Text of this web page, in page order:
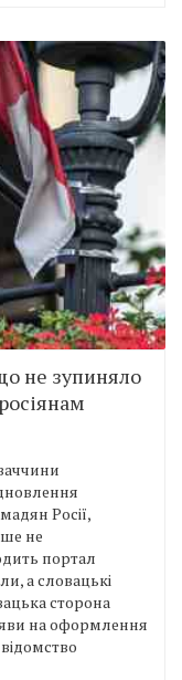
не зупиняло
Росії,
не
портал
а словацькі
сторона
на оформлення